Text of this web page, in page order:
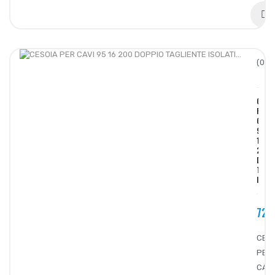
(0/
PER
CAVI
95
16
200
PER
CAVI